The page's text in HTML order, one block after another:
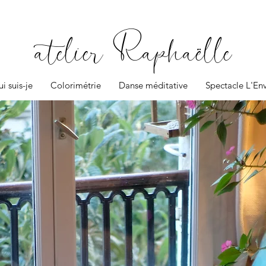
atelier Raphaëlle
suis-je Colorimétrie Danse méditative Spectacle